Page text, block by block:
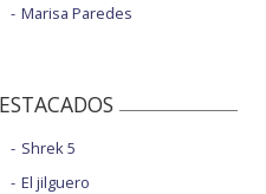
Marisa Paredes
Shrek 5
El jilguero